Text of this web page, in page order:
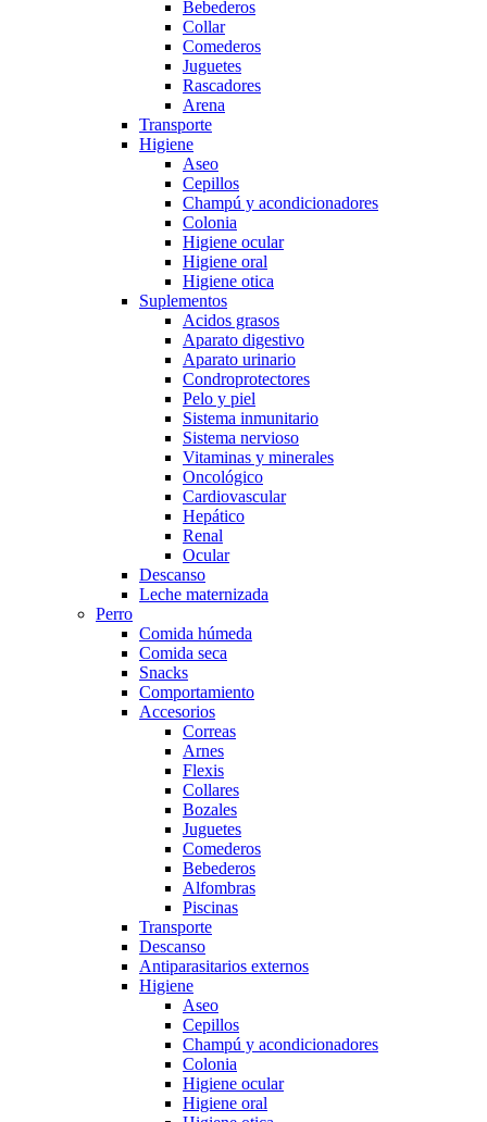
Bebederos
Collar
Comederos
Juguetes
Rascadores
Arena
Transporte
Higiene
Aseo
Cepillos
Champú y acondicionadores
Colonia
Higiene ocular
Higiene oral
Higiene otica
Suplementos
Acidos grasos
Aparato digestivo
Aparato urinario
Condroprotectores
Pelo y piel
Sistema inmunitario
Sistema nervioso
Vitaminas y minerales
Oncológico
Cardiovascular
Hepático
Renal
Ocular
Descanso
Leche maternizada
Perro
Comida húmeda
Comida seca
Snacks
Comportamiento
Accesorios
Correas
Arnes
Flexis
Collares
Bozales
Juguetes
Comederos
Bebederos
Alfombras
Piscinas
Transporte
Descanso
Antiparasitarios externos
Higiene
Aseo
Cepillos
Champú y acondicionadores
Colonia
Higiene ocular
Higiene oral